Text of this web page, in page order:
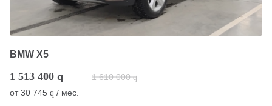
BMW X5
1 513 400 q 1 610 000 q
от30 745 q / мес.